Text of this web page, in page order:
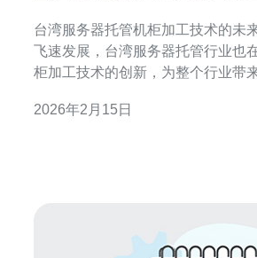
台湾服务器托管机柜加工技术的未来发展 随着信
飞速发展，台湾服务器托管行业也
柜加工技术的创新，为整个行业带
势，从多个维度分析其前景，并为
2026年2月15日